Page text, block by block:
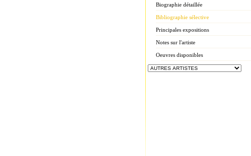
Biographie détaillée
Bibliographie sélective
Principales expositions
Notes sur l'artiste
Oeuvres disponibles